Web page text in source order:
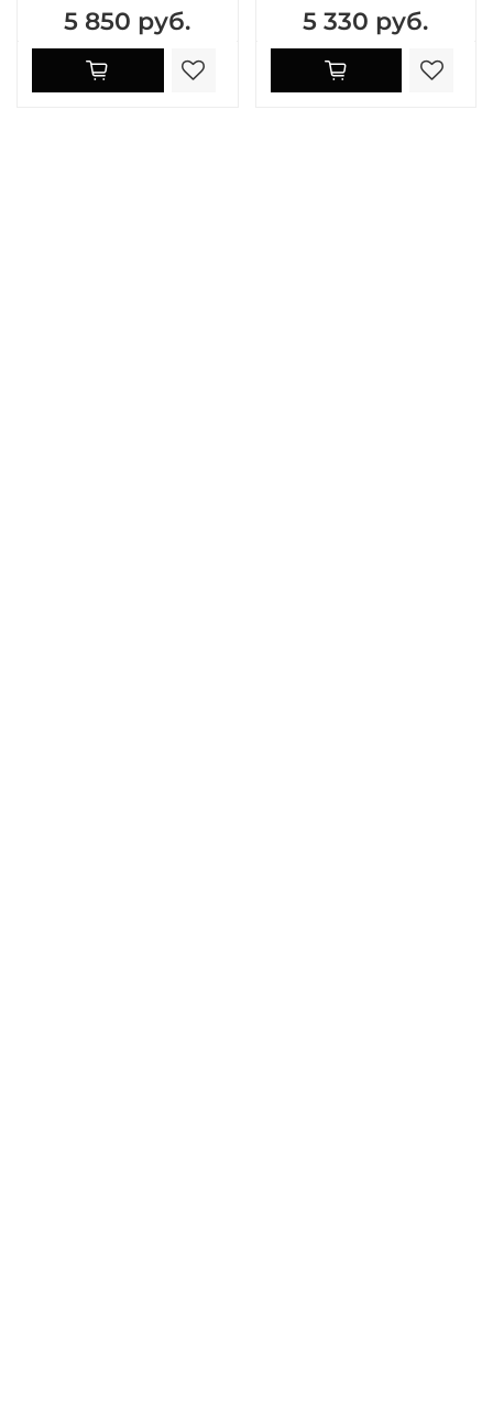
5 850 руб. 5 330 руб.